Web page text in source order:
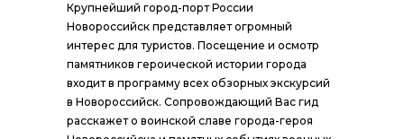
Крупнейший город-порт России
Новороссийск представляет огромный
интерес для туристов. Посещение и осмотр
памятников героической истории города
входит в программу всех обзорных экскурсий
в Новороссийск. Сопровождающий Вас гид
расскажет о воинской славе города-героя